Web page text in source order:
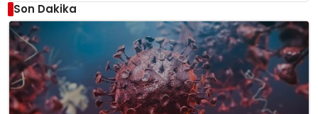
Son Dakika